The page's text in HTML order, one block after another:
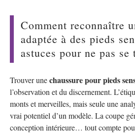
Comment reconnaître
adaptée à des pieds
astuces pour ne pas se
Trouver unechaussure pour pieds
l’observation et du discernement.
monts et merveilles, mais seule une
vrai potentiel d’un modèle. La coupe
conception intérieure… tout compte